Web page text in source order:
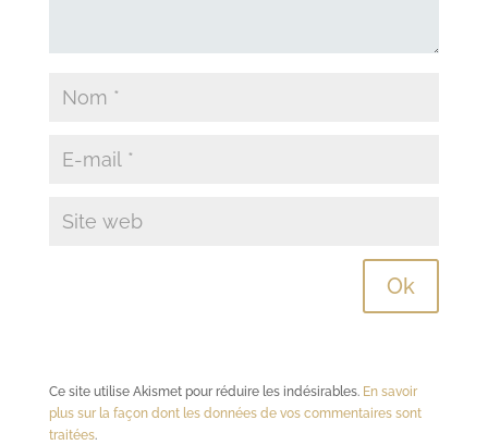
Ce site utilise Akismet pour réduire les indésirables. En savoir
plus sur la façon dont les données de vos commentaires sont
traitées.